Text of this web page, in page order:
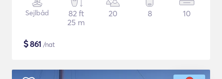
Sejlbåd
82 ft
25 m
20 8 10
$861 /nat